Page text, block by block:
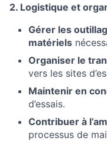
2. Logistique et
Gérer les
matériels
Organiser le
vers les sites
Maintenir en
d’essais.
Contribuer à
processus de